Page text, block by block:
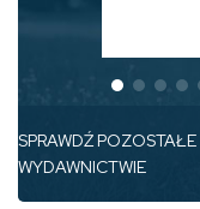
SPRAWDŹ POZOSTAŁE
WYDAWNICTWIE